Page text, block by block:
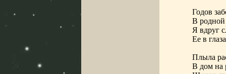
Годов
В родной
Я вдруг
Ее в
Плыла
В дом на